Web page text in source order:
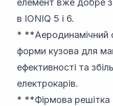
елемент вже добре
в IONIQ 5 і 6.
* **Аеродинамічний
форми кузова для
ефективності та
електрокарів.
* **Фірмова решітка